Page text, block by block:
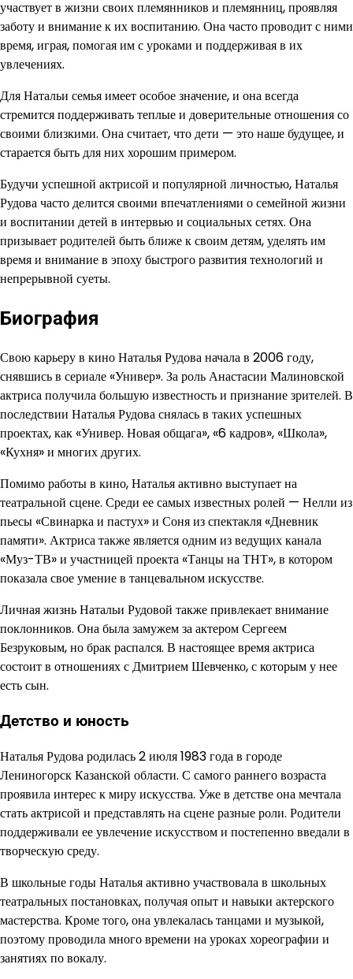
участвует в жизни своих племянников и племянниц, проявляя
заботу и внимание к их воспитанию. Она часто проводит с ними
время, играя, помогая им с уроками и поддерживая в их
увлечениях.
Для Натальи семья имеет особое значение, и она всегда
стремится поддерживать теплые и доверительные отношения со
своими близкими. Она считает, что дети — это наше будущее, и
старается быть для них хорошим примером.
Будучи успешной актрисой и популярной личностью, Наталья
Рудова часто делится своими впечатлениями о семейной жизни
и воспитании детей в интервью и социальных сетях. Она
призывает родителей быть ближе к своим детям, уделять им
время и внимание в эпоху быстрого развития технологий и
непрерывной суеты.
Биография
Свою карьеру в кино Наталья Рудова начала в 2006 году,
снявшись в сериале «Универ». За роль Анастасии Малиновской
актриса получила большую известность и признание зрителей. В
последствии Наталья Рудова снялась в таких успешных
проектах, как «Универ. Новая общага», «6 кадров», «Школа»,
«Кухня» и многих других.
Помимо работы в кино, Наталья активно выступает на
театральной сцене. Среди ее самых известных ролей — Нелли из
пьесы «Свинарка и пастух» и Соня из спектакля «Дневник
памяти». Актриса также является одним из ведущих канала
«Муз-ТВ» и участницей проекта «Танцы на ТНТ», в котором
показала свое умение в танцевальном искусстве.
Личная жизнь Натальи Рудовой также привлекает внимание
поклонников. Она была замужем за актером Сергеем
Безруковым, но брак распался. В настоящее время актриса
состоит в отношениях с Дмитрием Шевченко, с которым у нее
есть сын.
Детство и юность
Наталья Рудова родилась 2 июля 1983 года в городе
Лениногорск Казанской области. С самого раннего возраста
проявила интерес к миру искусства. Уже в детстве она мечтала
стать актрисой и представлять на сцене разные роли. Родители
поддерживали ее увлечение искусством и постепенно введали в
творческую среду.
В школьные годы Наталья активно участвовала в школьных
театральных постановках, получая опыт и навыки актерского
мастерства. Кроме того, она увлекалась танцами и музыкой,
поэтому проводила много времени на уроках хореографии и
занятиях по вокалу.